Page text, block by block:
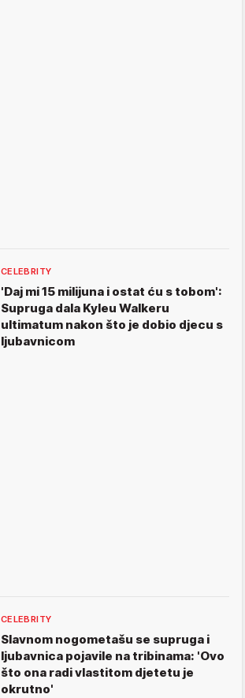
CELEBRITY
'Daj mi 15 milijuna i ostat ću s tobom':
Supruga dala Kyleu Walkeru
ultimatum nakon što je dobio djecu s
ljubavnicom
CELEBRITY
Slavnom nogometašu se supruga i
ljubavnica pojavile na tribinama: 'Ovo
što ona radi vlastitom djetetu je
okrutno'